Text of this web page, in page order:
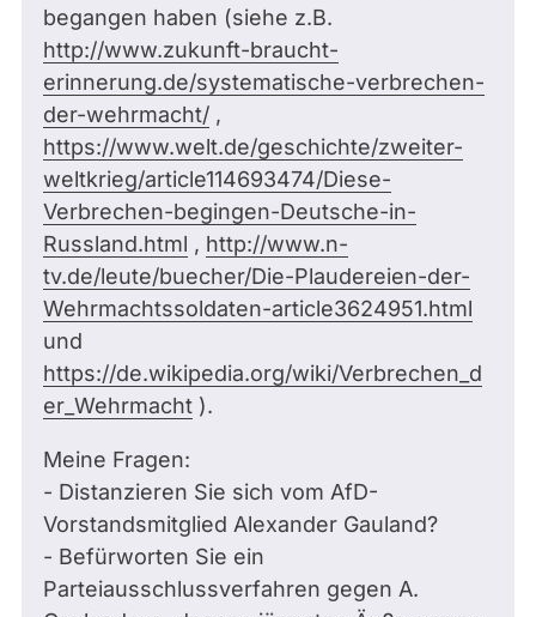
begangen haben (siehe z.B.
http://www.zukunft-braucht-
erinnerung.de/systematische-verbrechen-
der-wehrmacht/ ,
https://www.welt.de/geschichte/zweiter-
weltkrieg/article114693474/Diese-
Verbrechen-begingen-Deutsche-in-
Russland.html , http://www.n-
tv.de/leute/buecher/Die-Plaudereien-der-
Wehrmachtssoldaten-article3624951.html
und
https://de.wikipedia.org/wiki/Verbrechen_d
er_Wehrmacht ).
Meine Fragen:
- Distanzieren Sie sich vom AfD-
Vorstandsmitglied Alexander Gauland?
- Befürworten Sie ein
Parteiausschlussverfahren gegen A.